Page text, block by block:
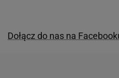
Dołącz do nas na